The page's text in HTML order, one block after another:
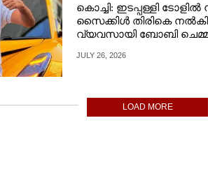
കൊച്ചി: ഇടപ്പള്ളി ടോളിൽ
സൈക്കിൾ തിരികെ
വ്യവസായി ബോബി
JULY 26, 2026
LOAD MORE